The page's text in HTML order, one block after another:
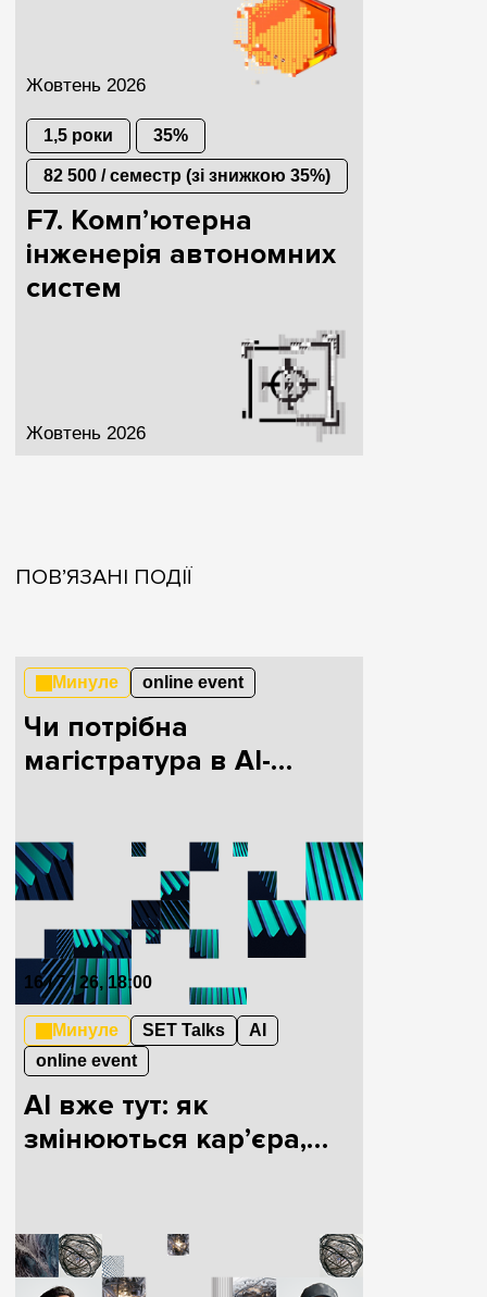
Жовтень 2026
1,5 роки 35%
82 500 / семестр (зі знижкою 35%)
F7. Комп’ютерна
інженерія автономних
систем
Жовтень 2026
ПОВ’ЯЗАНІ ПОДІЇ
Минуле online event
Чи потрібна
магістратура в AI-
16 / 7 / 26, 18:00
Минуле SET Talks
AI
online event
AI вже тут: як
змінюються кар’єра,